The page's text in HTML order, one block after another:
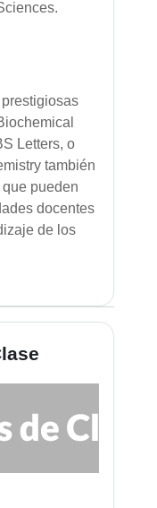
Letters, o
también
pueden
docentes
de los